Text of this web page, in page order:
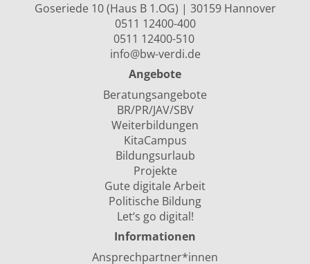
Goseriede 10 (Haus B 1.OG) | 30159 Hannover
0511 12400-400
0511 12400-510
info@bw-verdi.de
Angebote
Beratungsangebote
BR/PR/JAV/SBV
Weiterbildungen
KitaCampus
Bildungsurlaub
Projekte
Gute digitale Arbeit
Politische Bildung
Let‘s go digital!
Informationen
Ansprechpartner*innen